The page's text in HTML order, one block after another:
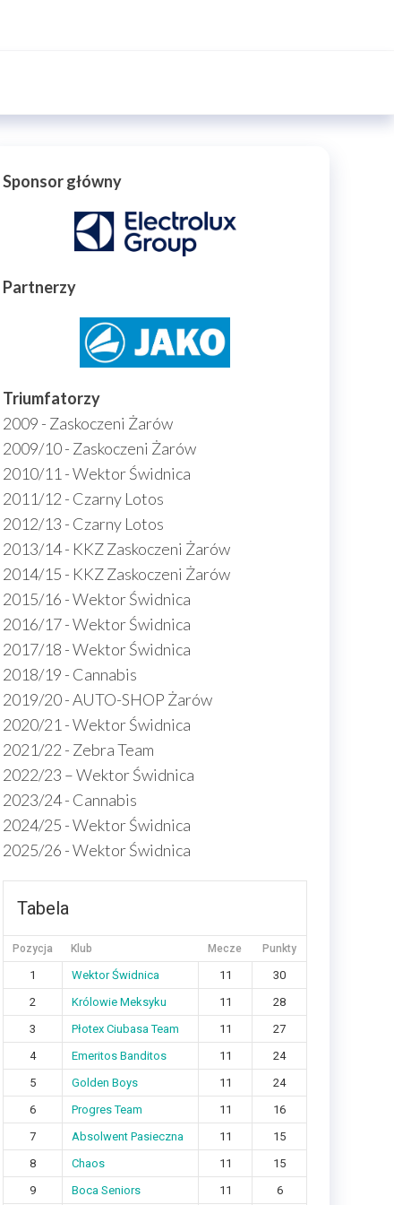
Sponsor główny
Partnerzy
Triumfatorzy
2009 - Zaskoczeni Żarów
2009/10 - Zaskoczeni Żarów
2010/11 - Wektor Świdnica
2011/12 - Czarny Lotos
2012/13 - Czarny Lotos
2013/14 - KKZ Zaskoczeni Żarów
2014/15 - KKZ Zaskoczeni Żarów
2015/16 - Wektor Świdnica
2016/17 - Wektor Świdnica
2017/18 - Wektor Świdnica
2018/19 - Cannabis
2019/20 - AUTO-SHOP Żarów
2020/21 - Wektor Świdnica
2021/22 - Zebra Team
2022/23 – Wektor Świdnica
2023/24 - Cannabis
2024/25 - Wektor Świdnica
2025/26 - Wektor Świdnica
Tabela
Pozycja Klub Mecze Punkty
1 Wektor Świdnica 11
30
2
Królowie Meksyku 11
28
3
Płotex Ciubasa Team 11
27
4
Emeritos Banditos 11
24
5
Golden Boys 11
24
6
Progres Team 11
16
7
Absolwent Pasieczna 11
15
8
Chaos 11
15
9
Boca Seniors 11 6